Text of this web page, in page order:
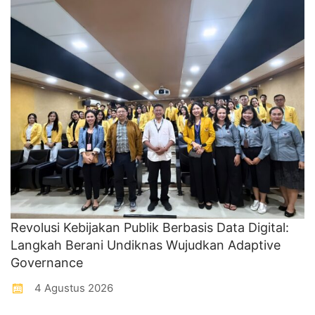
Revolusi Kebijakan Publik Berbasis Data Digital:
Langkah Berani Undiknas Wujudkan Adaptive
Governance
4 Agustus 2026